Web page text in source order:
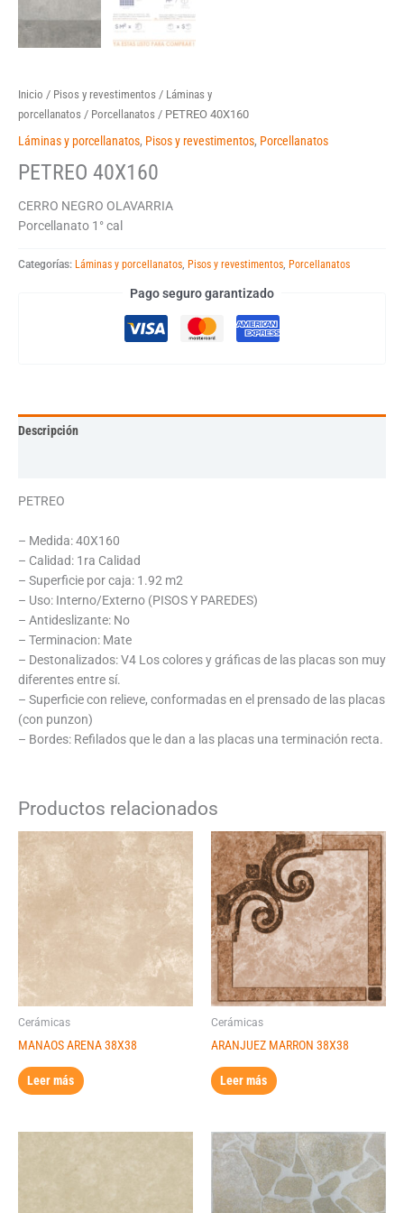
Inicio / Pisos y revestimentos / Láminas y
porcellanatos / Porcellanatos / PETREO 40X160
Láminas y porcellanatos, Pisos y revestimentos, Porcellanatos
PETREO 40X160
CERRO NEGRO OLAVARRIA
Porcellanato 1° cal
Categorías: Láminas y porcellanatos Pisos y revestimentos Porcellanatos
Pago seguro garantizado
Descripción
PETREO
– Medida: 40X160
– Calidad: 1ra Calidad
– Superficie por caja: 1.92 m2
– Uso: Interno/Externo (PISOS Y PAREDES)
– Antideslizante: No
– Terminacion: Mate
– Destonalizados: V4 Los colores y gráficas de las placas son muy
diferentes entre sí.
– Superficie con relieve, conformadas en el prensado de las placas
(con punzon)
– Bordes: Refilados que le dan a las placas una terminación recta.
Productos relacionados
Cerámicas
MANAOS ARENA 38X38
Leer más
Cerámicas
ARANJUEZ MARRON 38X38
Leer más